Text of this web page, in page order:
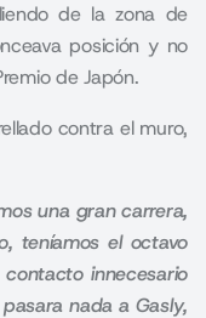
de la zona de
posición y no
de Japón.
contra el muro,
una gran carrera,
teníamos el octavo
innecesario
nada a Gasly,